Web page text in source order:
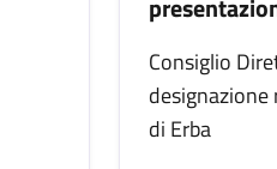
Consiglio
di Erba